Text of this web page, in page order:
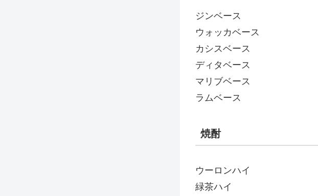
ジンベース
ウォッカベース
カシスベース
ディタベース
マリブベース
ラムベース
焼酎
ウーロンハイ
緑茶ハイ